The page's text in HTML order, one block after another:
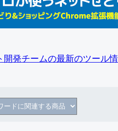
開発チームの最新のツール